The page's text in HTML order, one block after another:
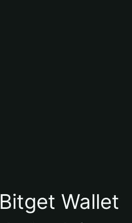
تنزيل تطبيق محفظة Bitget Wallet